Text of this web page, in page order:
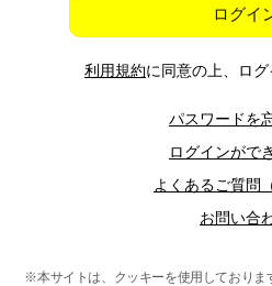
ログイ
利用規約に同意の上、ログ
パスワードを
ログインがで
よくあるご質問
お問い合
※本サイトは、クッキーを使用しておりま